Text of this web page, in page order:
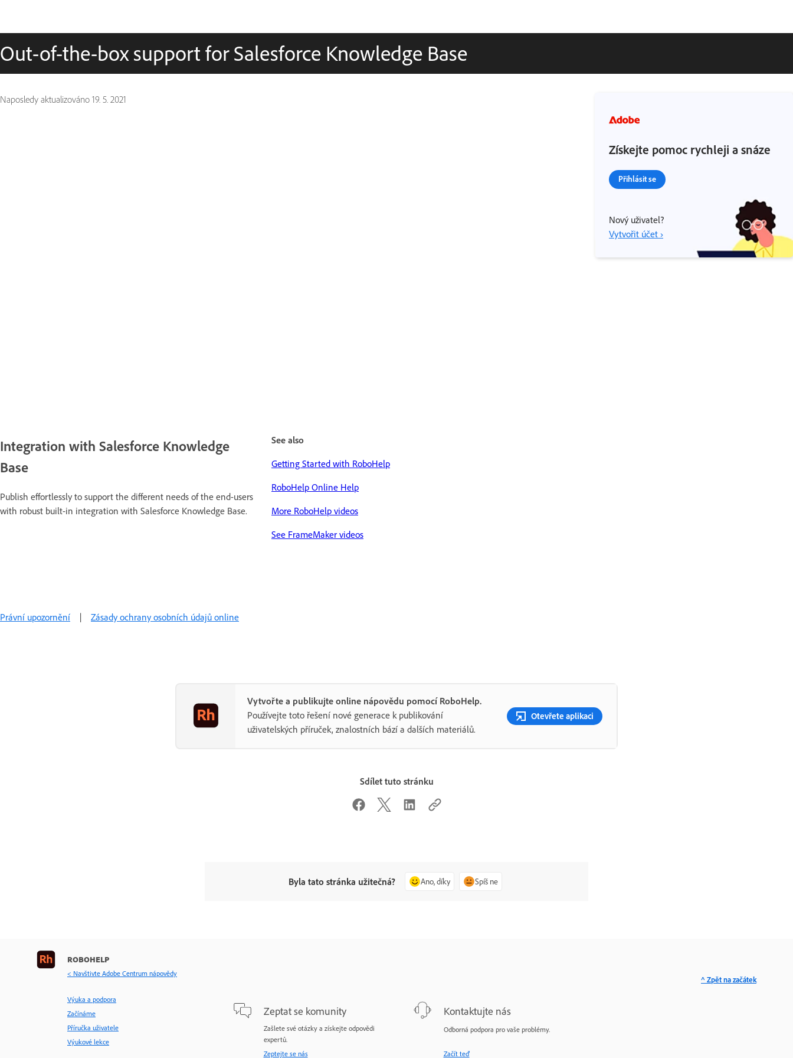
Out-of-the-box support for Salesforce Knowledge Base
Naposledy aktualizováno 19. 5. 2021
Integration with Salesforce Knowledge
Base
Publish effortlessly to support the different needs of the end-users
with robust built-in integration with Salesforce Knowledge Base.
See also
Getting Started with RoboHelp
RoboHelp Online Help
More RoboHelp videos
See FrameMaker videos
Získejte pomoc rychleji a snáze
Přihlásit se
Nový uživatel?
Vytvořit účet ›
Právní upozornění | Zásady ochrany osobních údajů online
Vytvořte a publikujte online nápovědu pomocí RoboHelp.
Používejte toto řešení nové generace k publikování
uživatelských příruček, znalostních bází a dalších materiálů.
Otevřete aplikaci
Sdílet tuto stránku
Byla tato stránka užitečná? Ano, díky Spíš ne
ROBOHELP
< Navštivte Adobe Centrum nápovědy
Výuka a podpora
Začínáme
Příručka uživatele
Výukové lekce
Zeptat se komunity
Zašlete své otázky a získejte odpovědi
expertů.
Zeptejte se nás
Kontaktujte nás
Odborná podpora pro vaše problémy.
Začít teď
^ Zpět na začátek